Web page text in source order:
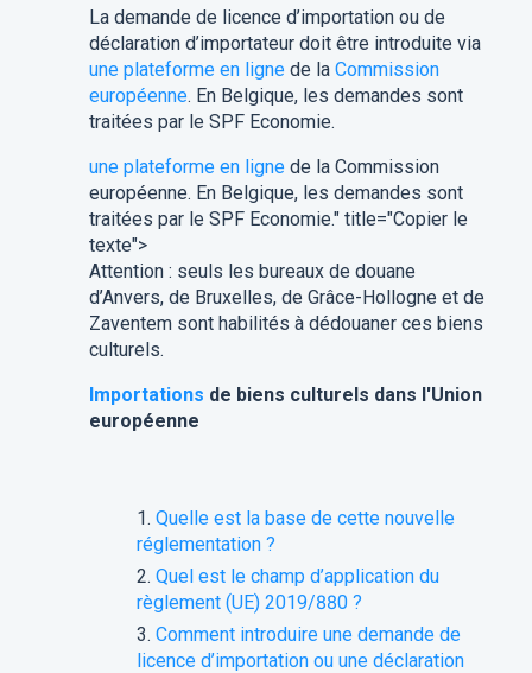
La demande de licence d’importation ou de
déclaration d’importateur doit être introduite via
une plateforme en ligne de la Commission
européenne. En Belgique, les demandes sont
traitées par le SPF Economie.
une plateforme en lignede la Commission
européenne. En Belgique, les demandes sont
traitées par le SPF Economie." title="Copier le
texte">
Attention : seuls les bureaux de douane
d’Anvers, de Bruxelles, de Grâce-Hollogne et de
Zaventem sont habilités à dédouaner ces biens
culturels.
Importations de biens culturels dans l'Union
européenne
Quelle est la base de cette nouvelle
réglementation ?
Quel est le champ d’application du
règlement (UE) 2019/880 ?
Comment introduire une demande de
licence d’importation ou une déclaration